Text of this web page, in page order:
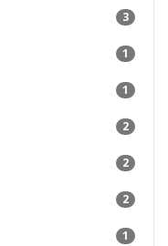
3
1
1
2
2
2
1